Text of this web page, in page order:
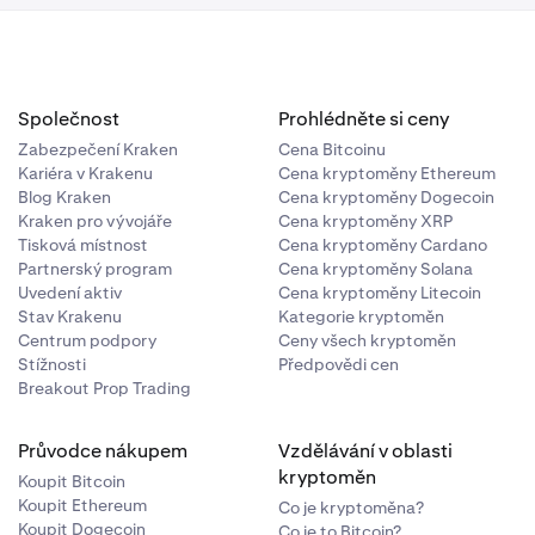
známá
odměn.
za restaking
hacku a v
za
Společnost
Zabezpečení Kraken
Kariéra v Krakenu
Blog Kraken
Kraken pro vývojáře
Tisková místnost
Partnerský program
Uvedení aktiv
Stav Krakenu
Centrum podpory
Stížnosti
Breakout Prop Trading
Prohlédněte si ceny
Cena Bitcoinu
Cena kryptoměny Ethereum
Cena kryptoměny Dogecoin
Cena kryptoměny XRP
Cena kryptoměny Cardano
Cena kryptoměny Solana
Cena kryptoměny Litecoin
Kategorie kryptoměn
Ceny všech kryptoměn
Předpovědi cen
Průvodce nákupem
Koupit Bitcoin
Koupit Ethereum
Koupit Dogecoin
Vzdělávání v oblasti
kryptoměn
Co je kryptoměna?